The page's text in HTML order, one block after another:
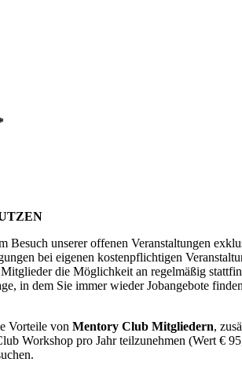
Besuch unserer offenen Veranstaltungen
bei eigenen kostenpflichtigen
die Möglichkeit an regelmäßig
in dem Sie immer wieder Jobangebote
Vorteile von Mentory Club Mitgliedern,
Workshop pro Jahr teilzunehmen (Wert €